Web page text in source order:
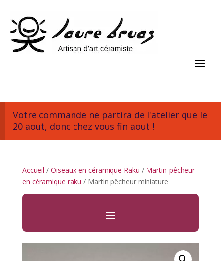
Votre commande ne partira de l'atelier que le
20 aout, donc chez vous fin aout !
Accueil / Oiseaux en céramique Raku / Martin-pêcheur
en céramique raku / Martin pêcheur miniature